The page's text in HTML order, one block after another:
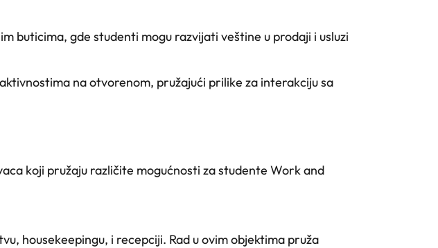
buticima, gde studenti mogu razvijati veštine u prodaji i usluzi
na otvorenom, pružajući prilike za interakciju sa
koji pružaju različite mogućnosti za studente Work and
housekeepingu, i recepciji. Rad u ovim objektima pruža